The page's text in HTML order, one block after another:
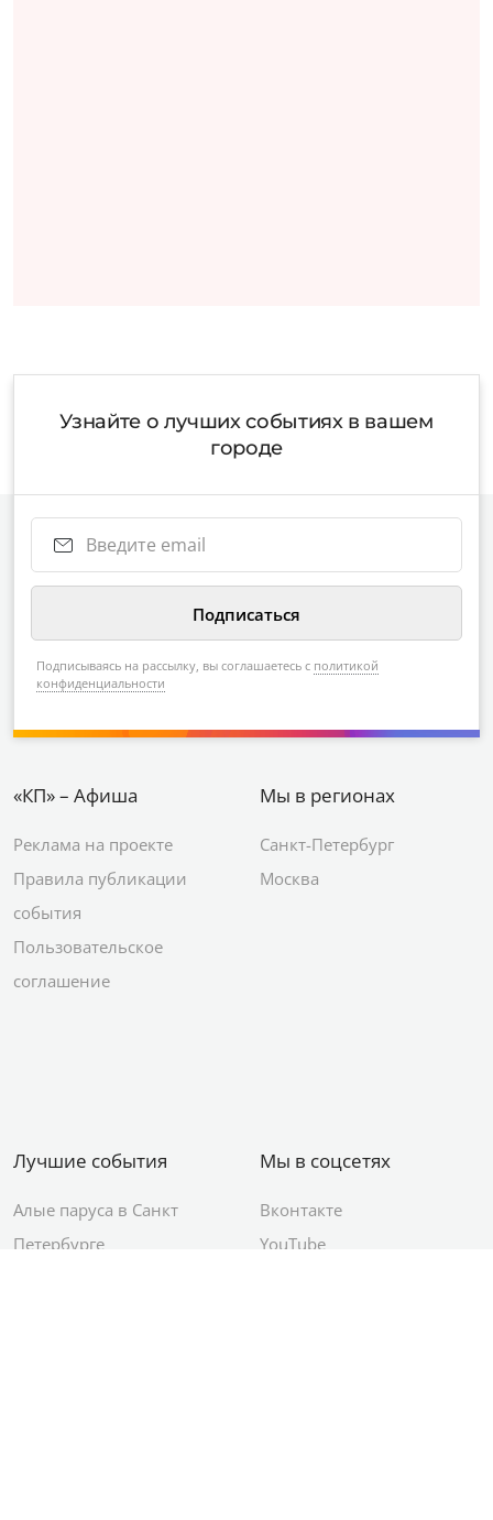
Узнайте о лучших событиях в вашем
городе
Подписываясь на рассылку, вы соглашаетесь с политикой
конфиденциальности
«КП» – Афиша
Реклама на проекте
Правила публикации
события
Пользовательское
соглашение
Мы в регионах
Санкт-Петербург
Москва
Лучшие события
Алые паруса в Санкт
Петербурге
Мы в соцсетях
Вконтакте
YouTube